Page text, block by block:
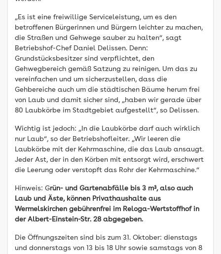
„Es ist eine freiwillige Serviceleistung, um es den
betroffenen Bürgerinnen und Bürgern leichter zu machen,
die Straßen und Gehwege sauber zu halten“, sagt
Betriebshof-Chef Daniel Delissen. Denn:
Grundstücksbesitzer sind verpflichtet, den
Gehwegbereich gemäß Satzung zu reinigen. Um das zu
vereinfachen und um sicherzustellen, dass die
Gehbereiche auch um die städtischen Bäume herum frei
von Laub und damit sicher sind, „haben wir gerade über
80 Laubkörbe im Stadtgebiet aufgestellt“, so Delissen.
Wichtig ist jedoch: „In die Laubkörbe darf auch wirklich
nur Laub“, so der Betriebshofleiter. „Wir leeren die
Laubkörbe mit der Kehrmaschine, die das Laub ansaugt.
Jeder Ast, der in den Körben mit entsorgt wird, erschwert
die Leerung oder verstopft das Rohr der Kehrmaschine.“
Hinweis: Grün- und Gartenabfälle bis 3 m³, also auch
Laub und Äste, können Privathaushalte aus
Wermelskirchen gebührenfrei im Reloga-Wertstoffhof in
der Albert-Einstein-Str. 28 abgegeben.
Die Öffnungszeiten sind bis zum 31. Oktober: dienstags
und donnerstags von 13 bis 18 Uhr sowie samstags von 8